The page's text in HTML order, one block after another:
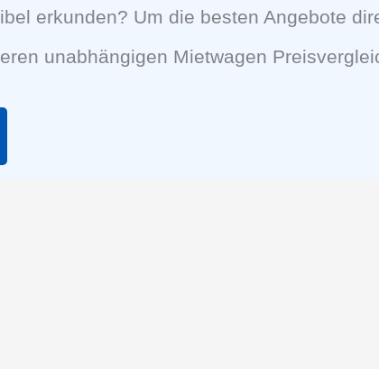
erkunden? Um die besten Angebote
unabhängigen Mietwagen